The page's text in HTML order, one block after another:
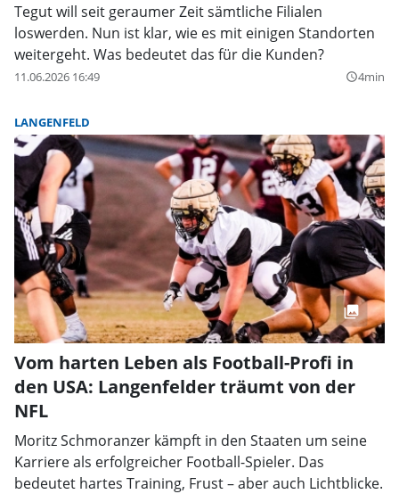
Tegut will seit geraumer Zeit sämtliche Filialen
loswerden. Nun ist klar, wie es mit einigen Standorten
weitergeht. Was bedeutet das für die Kunden?
11.06.2026 16:49 query_builder4min
LANGENFELD
Vom harten Leben als Football-Profi in
den USA: Langenfelder träumt von der
NFL
Moritz Schmoranzer kämpft in den Staaten um seine
Karriere als erfolgreicher Football-Spieler. Das
bedeutet hartes Training, Frust – aber auch Lichtblicke.